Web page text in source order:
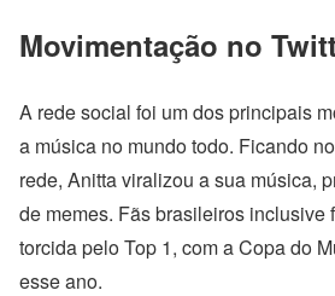
Movimentação no
A rede social foi um dosprincipais
a música no mundo todo. Ficando
rede, Anitta viralizou a sua música,
de memes. Fãs brasileiros inclusive
torcida pelo Top 1, com a Copa do
esse ano.